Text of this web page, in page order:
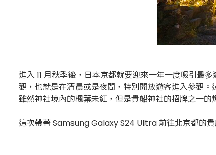
進入 11 月秋季後，日本京都就要迎來一年一度吸引最
觀，也就是在清晨或是夜間，特別開放遊客進入參觀
雖然神社境內的楓葉未紅，但是貴船神社的招牌之一的
這次帶著 Samsung Galaxy S24 Ultra 前往北京都的